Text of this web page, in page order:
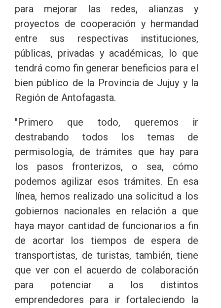
para mejorar las redes, alianzas y
proyectos de cooperación y hermandad
entre sus respectivas instituciones,
públicas, privadas y académicas, lo que
tendrá como fin generar beneficios para el
bien público de la Provincia de Jujuy y la
Región de Antofagasta.
"Primero que todo, queremos ir
destrabando todos los temas de
permisología, de trámites que hay para
los pasos fronterizos, o sea, cómo
podemos agilizar esos trámites. En esa
línea, hemos realizado una solicitud a los
gobiernos nacionales en relación a que
haya mayor cantidad de funcionarios a fin
de acortar los tiempos de espera de
transportistas, de turistas, también, tiene
que ver con el acuerdo de colaboración
para potenciar a los distintos
emprendedores para ir fortaleciendo la